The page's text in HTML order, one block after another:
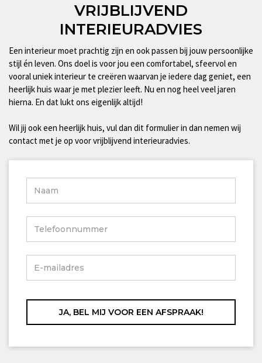
VRIJBLIJVEND
INTERIEURADVIES
Een interieur moet prachtig zijn en ook passen bij jouw persoonlijke
stijl én leven. Ons doel is voor jou een comfortabel, sfeervol en
vooral uniek interieur te creëren waarvan je iedere dag geniet, een
heerlijk huis waar je met plezier leeft. Nu en nog heel veel jaren
hierna. En dat lukt ons eigenlijk altijd!
Wil jij ook een heerlijk huis, vul dan dit formulier in dan nemen wij
contact met je op voor vrijblijvend interieuradvies.